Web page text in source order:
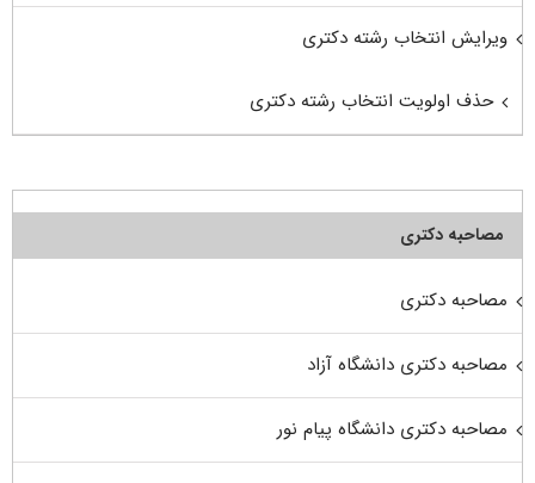
ویرایش انتخاب رشته دکتری
حذف اولویت انتخاب رشته دکتری
مصاحبه دکتری
مصاحبه دکتری
مصاحبه دکتری دانشگاه آزاد
مصاحبه دکتری دانشگاه پیام نور